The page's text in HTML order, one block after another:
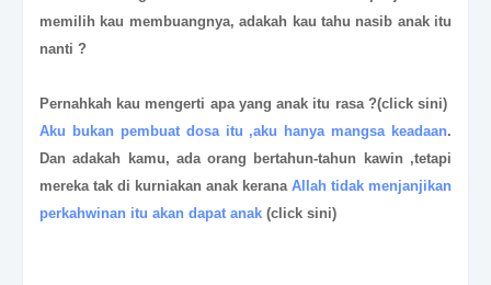
memilih kau membuangnya, adakah kau tahu nasib anak itu
nanti ?
Pernahkah kau mengerti apa yang anak itu rasa ?(click sini)
Aku bukan pembuat dosa itu ,aku hanya mangsa keadaan.
Dan adakah kamu, ada orang bertahun-tahun kawin ,tetapi
mereka tak di kurniakan anak kerana Allah tidak menjanjikan
perkahwinan itu akan dapat anak (click sini)